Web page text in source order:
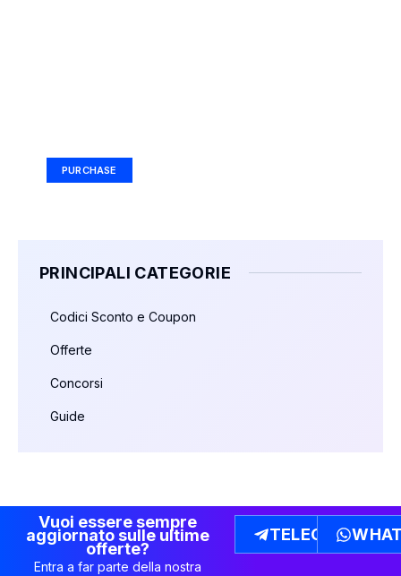
PURCHASE
PRINCIPALI CATEGORIE
Codici Sconto e Coupon
Offerte
Concorsi
Guide
Vuoi essere sempre
aggiornato sulle ultime
offerte?
Entra a far parte della nostra
TELEGRAM